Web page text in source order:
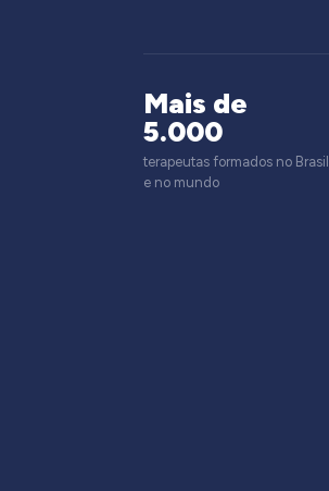
Mais de
5.000
terapeutas formados no Brasil
e no mundo